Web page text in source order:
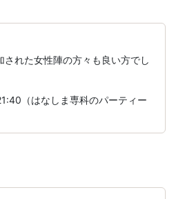
れた女性陣の方々も良い方でし
（はなしま専科のパーティー